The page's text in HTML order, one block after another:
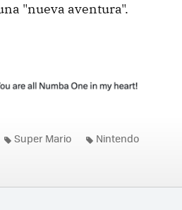
"nueva aventura".
Super Mario Nintendo